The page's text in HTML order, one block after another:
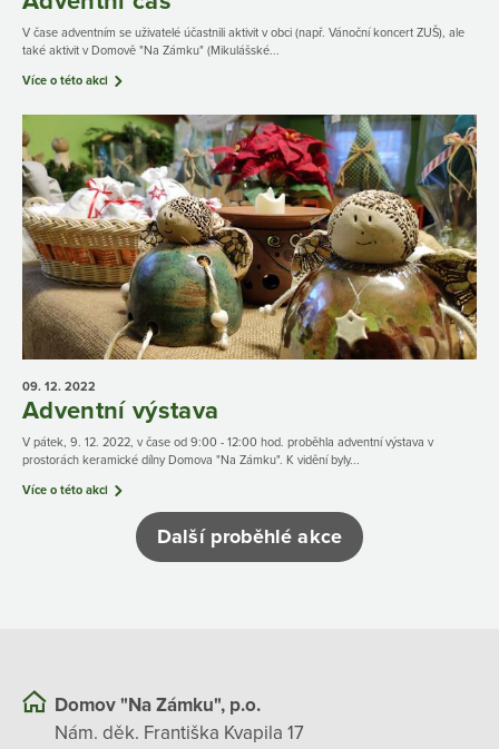
V čase adventním se uživatelé účastnili aktivit v obci (např. Vánoční koncert ZUŠ), ale
také aktivit v Domově "Na Zámku" (Mikulášské...
Více o této akci
09. 12. 2022
Adventní výstava
V pátek, 9. 12. 2022, v čase od 9:00 - 12:00 hod. proběhla adventní výstava v
prostorách keramické dílny Domova "Na Zámku". K vidění byly...
Více o této akci
Další proběhlé akce
Domov "Na Zámku", p.o.
Nám. děk. Františka Kvapila 17